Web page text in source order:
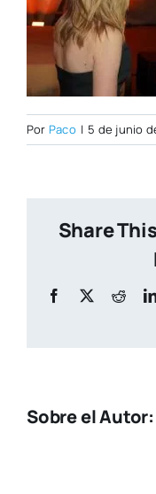
Por Paco | 5 de junio
Share
Facebook
X
Sobre el Autor: